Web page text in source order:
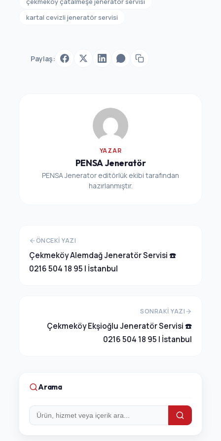
kartal cevizli jeneratör servisi
Paylaş:
YAZAR
PENSA Jeneratör
PENSA Jenerator editörlük ekibi tarafından
hazırlanmıştır.
ÖNCEKI YAZI
Çekmeköy Alemdağ Jeneratör Servisi ☎️
0216 504 18 95 | İstanbul
SONRAKI YAZI
Çekmeköy Ekşioğlu Jeneratör Servisi ☎️
0216 504 18 95 | İstanbul
Arama
Arama: